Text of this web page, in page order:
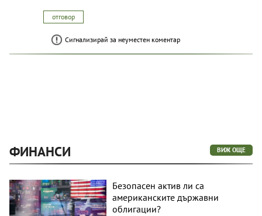
отговор
Сигнализирай за неуместен коментар
ФИНАНСИ ВИЖ ОЩЕ
Безопасен актив ли са
американските държавни
облигации?